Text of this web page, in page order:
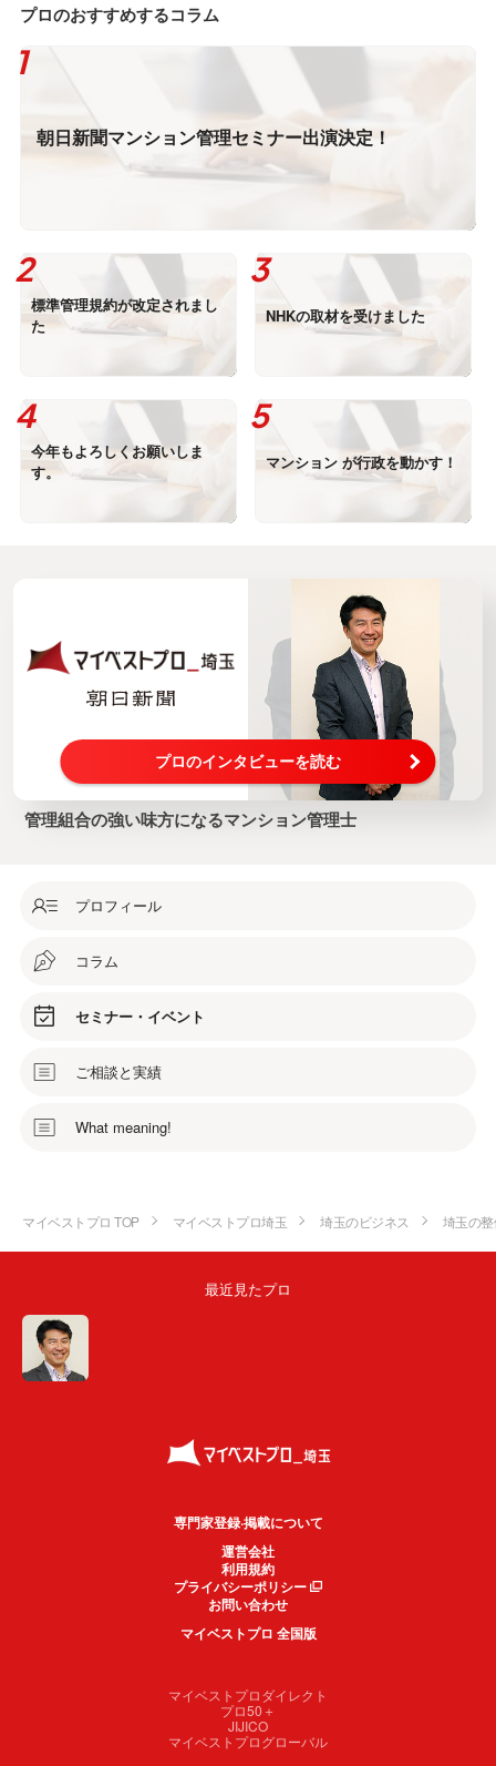
プロのおすすめするコラム
朝日新聞マンション管理セミナー出演決定！
標準管理規約が改定されまし
た
NHKの取材を受けました
今年もよろしくお願いしま
す。
マンション が行政を動かす！
プロのインタビューを読む
管理組合の強い味方になるマンション管理士
プロフィール
コラム
セミナー・イベント
ご相談と実績
What meaning!
マイベストプロ TOP マイベストプロ埼玉 埼玉のビジネス 埼玉の
最近見たプロ
専門家登録·掲載について
運営会社
利用規約
プライバシーポリシー
お問い合わせ
マイベストプロ 全国版
マイベストプロダイレクト
プロ50＋
JIJICO
マイベストプログローバル